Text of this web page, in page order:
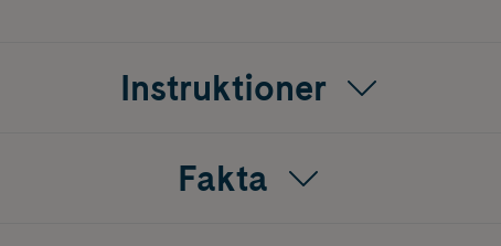
Instruktioner
Fakta